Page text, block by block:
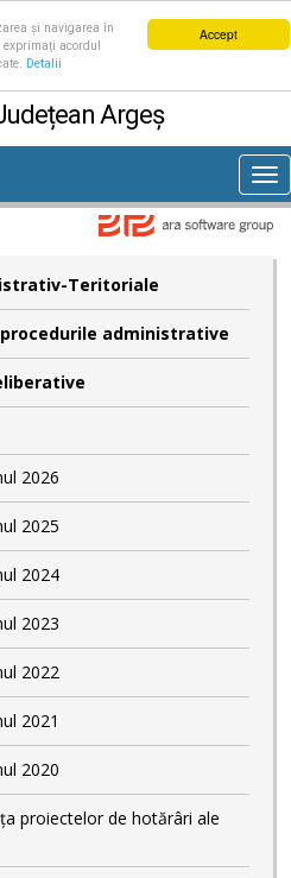
Accept
și navigarea în
acordul
Detalii
Argeș
Teritoriale
administrative
2026
2025
2024
2023
2022
2021
2020
proiectelor de hotărâri ale